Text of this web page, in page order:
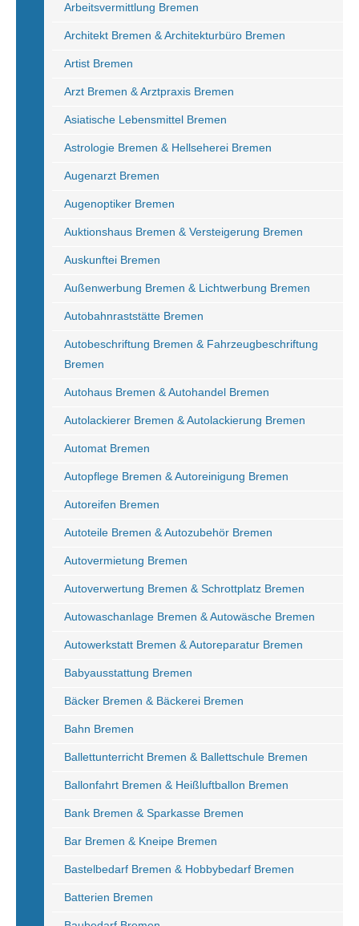
Arbeitsvermittlung Bremen
Architekt Bremen & Architekturbüro Bremen
Artist Bremen
Arzt Bremen & Arztpraxis Bremen
Asiatische Lebensmittel Bremen
Astrologie Bremen & Hellseherei Bremen
Augenarzt Bremen
Augenoptiker Bremen
Auktionshaus Bremen & Versteigerung Bremen
Auskunftei Bremen
Außenwerbung Bremen & Lichtwerbung Bremen
Autobahnraststätte Bremen
Autobeschriftung Bremen & Fahrzeugbeschriftung
Bremen
Autohaus Bremen & Autohandel Bremen
Autolackierer Bremen & Autolackierung Bremen
Automat Bremen
Autopflege Bremen & Autoreinigung Bremen
Autoreifen Bremen
Autoteile Bremen & Autozubehör Bremen
Autovermietung Bremen
Autoverwertung Bremen & Schrottplatz Bremen
Autowaschanlage Bremen & Autowäsche Bremen
Autowerkstatt Bremen & Autoreparatur Bremen
Babyausstattung Bremen
Bäcker Bremen & Bäckerei Bremen
Bahn Bremen
Ballettunterricht Bremen & Ballettschule Bremen
Ballonfahrt Bremen & Heißluftballon Bremen
Bank Bremen & Sparkasse Bremen
Bar Bremen & Kneipe Bremen
Bastelbedarf Bremen & Hobbybedarf Bremen
Batterien Bremen